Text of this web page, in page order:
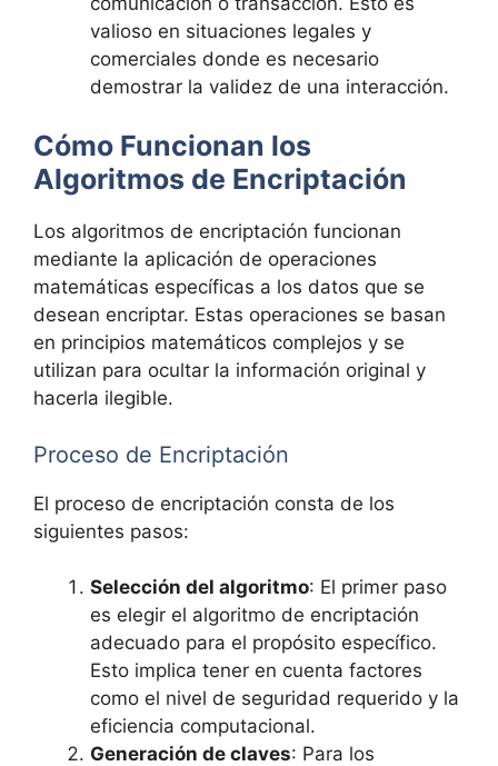
valioso en situaciones legales y
comerciales donde es necesario
demostrar la validez de una interacción.
Cómo Funcionan los
Algoritmos de Encriptación
Los algoritmos de encriptación funcionan
mediante la aplicación de operaciones
matemáticas específicas a los datos que se
desean encriptar. Estas operaciones se basan
en principios matemáticos complejos y se
utilizan para ocultar la información original y
hacerla ilegible.
Proceso de Encriptación
El proceso de encriptación consta de los
siguientes pasos:
Selección del algoritmo: El primer paso
es elegir el algoritmo de encriptación
adecuado para el propósito específico.
Esto implica tener en cuenta factores
como el nivel de seguridad requerido y la
eficiencia computacional.
Generación de claves: Para los